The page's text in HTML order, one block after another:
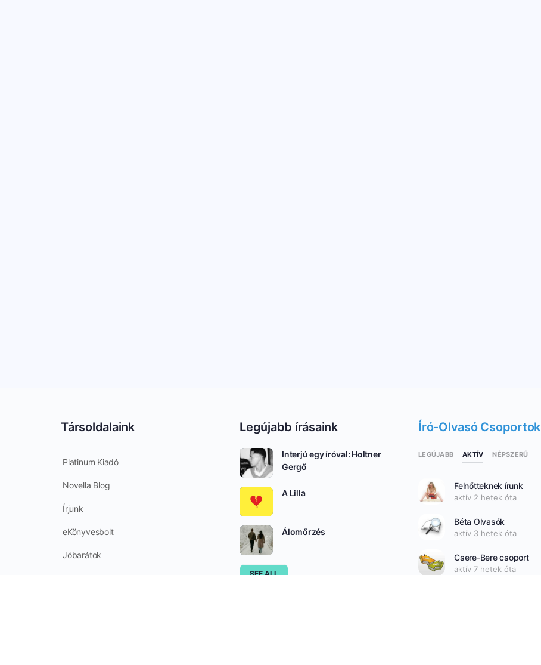
Társoldalaink
Platinum Kiadó
Novella Blog
Írjunk
eKönyvesbolt
Jóbarátok
Legújabb írásaink
Interjú egy íróval: Holtner
Gergő
A Lilla
Álomőrzés
SEE ALL
Író-Olvasó Csoportok
LEGÚJABB AKTÍV NÉPSZERŰ
Felnőtteknek írunk
aktív 2 hetek óta
Béta Olvasók
aktív 3 hetek óta
Csere-Bere csoport
aktív 7 hetek óta